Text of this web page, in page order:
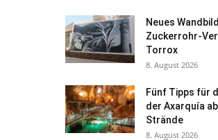
Neues
Zuckerrohr-
Torrox
8. August 2026
Fünf Tipps für
der Axarquía
Strände
8. August 2026